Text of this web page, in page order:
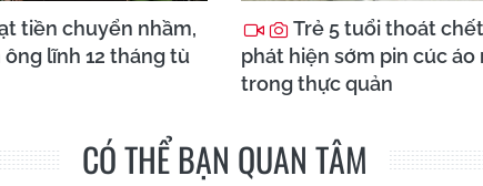
tiền chuyển nhầm,
ông lĩnh 12 tháng tù
Trẻ 5 tuổi thoát
phát hiện sớm pin cúc áo
trong thực quản
CÓ THỂ BẠN QUAN TÂM